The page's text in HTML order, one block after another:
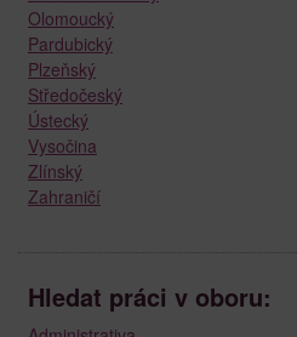
Olomoucký
Pardubický
Plzeňský
Středočeský
Ústecký
Vysočina
Zlínský
Zahraničí
Hledat práci v oboru: